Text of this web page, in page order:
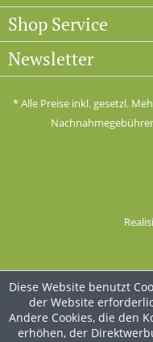
Shop Service
Newsletter
* Alle Preise inkl. gesetzl.
Diese Website benutzt
der Website
Andere Cookies, die den
erhöhen, der